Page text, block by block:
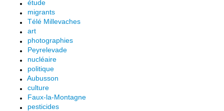
étude
migrants
Télé Millevaches
art
photographies
Peyrelevade
nucléaire
politique
Aubusson
culture
Faux-la-Montagne
pesticides